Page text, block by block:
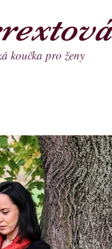
koučka pro ženy